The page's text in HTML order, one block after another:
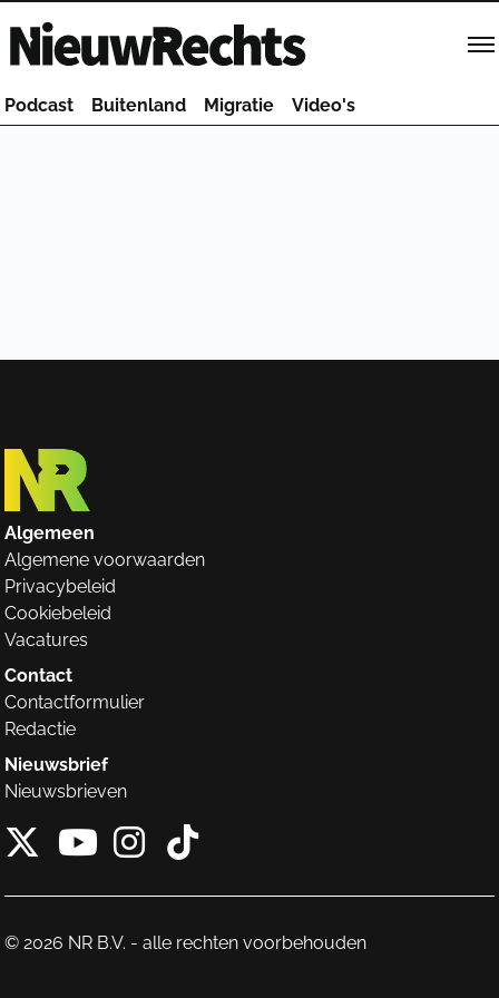
Homepage van NieuwRechts
Podcast Buitenland Migratie Video's
Algemeen
Algemene voorwaarden
Privacybeleid
Cookiebeleid
Vacatures
Contact
Contactformulier
Redactie
Nieuwsbrief
Nieuwsbrieven
X van NieuwRechts
Instagram van
Tiktok van
© 2026 NR B.V. - alle rechten voorbehouden